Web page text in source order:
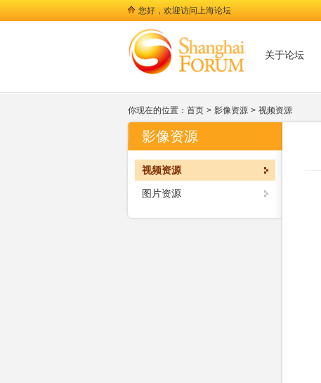
您好，欢迎访问上海论坛
关于论坛
你现在的位置： 首页 > 影像资源 > 视频资源
影像资源
视频资源
图片资源